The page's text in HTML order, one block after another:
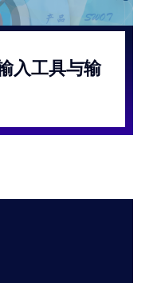
入工具与输